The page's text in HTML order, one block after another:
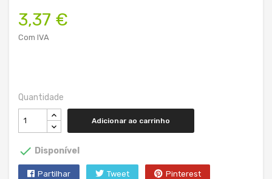
3,37 €
Com IVA
Quantidade
Adicionar ao carrinho
 Disponível
Partilhar Tweet Pinterest